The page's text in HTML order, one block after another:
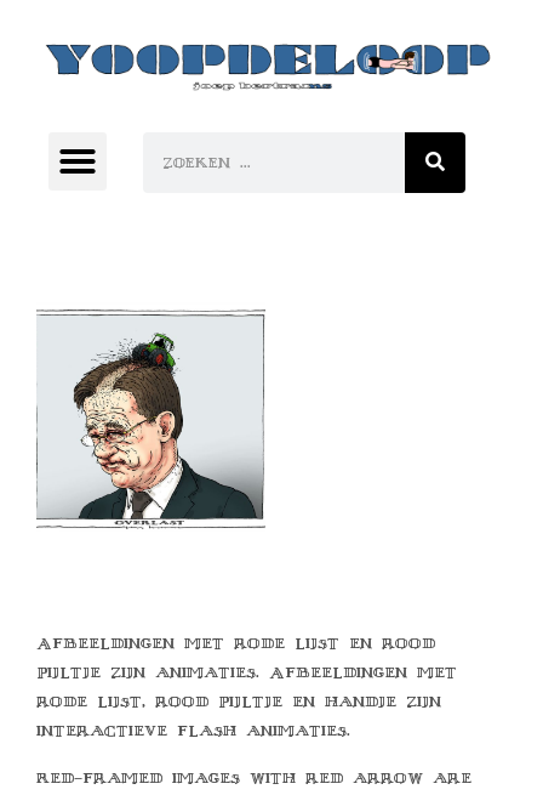
Afbeeldingen met rode lijst en rood
pijltje zijn animaties. Afbeeldingen met
rode lijst, rood pijltje en handje zijn
interactieve flash animaties.
Red-framed images with red arrow are